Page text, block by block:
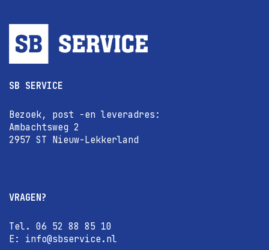
SB SERVICE
Bezoek, post -en leveradres:
Ambachtsweg 2
2957 ST Nieuw-Lekkerland
VRAGEN?
Tel. 06 52 88 85 10
E: info@sbservice.nl